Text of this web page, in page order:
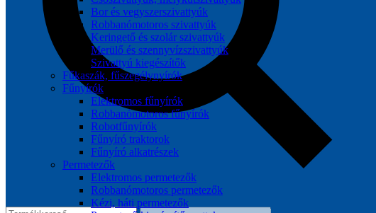
Bor és vegyszerszivattyúk
Robbanómotoros szivattyúk
Keringető és szolár szivattyúk
Merülő és szennyvízszivattyúk
Szivattyú kiegészítők
Fűkaszák, fűszegélynyírók
Fűnyírók
Elektromos fűnyírók
Robbanómotoros fűnyírók
Robotfűnyírók
Fűnyíró traktorok
Fűnyíró alkatrészek
Permetezők
Elektromos permetezők
Robbanómotoros permetezők
Kézi, háti permetezők